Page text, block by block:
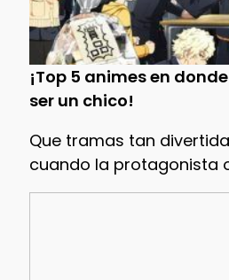
¡Top 5 animes en
ser un chico!
Que tramas tan
cuando la protagonista